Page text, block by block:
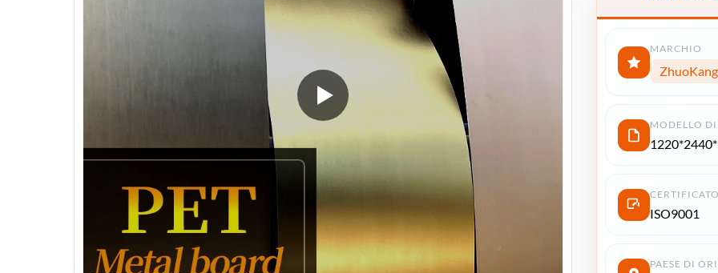
MARCHIO
ZhuoKang
MODELLO
CERTIFICATO
ISO9001
PAESE DI